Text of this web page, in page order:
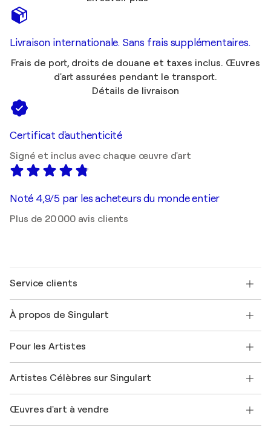
Livraison internationale. Sans frais supplémentaires.
Frais de port, droits de douane et taxes inclus. Œuvres
d'art assurées pendant le transport.
Détails de livraison
Certificat d'authenticité
Signé et inclus avec chaque œuvre d'art
Noté 4,9/5 par les acheteurs du monde entier
Plus de 20 000 avis clients
Service clients
Expédition
Offrir une carte cadeau
Rejoignez notre programme commercial
Mon compte
+33 1 76 44 06 42
À propos de Singulart
FAQ
Magazine Singulart
Emplois
Découvrez une sélection d'art original
Pour les Artistes
Se connecter en tant qu'Artiste
Artistes Célèbres sur Singulart
Marc Chagall
Œuvres d'art à vendre